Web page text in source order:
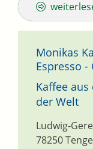
Monikas
Espresso -
Kaffee
der Welt
Ludwig-
78250